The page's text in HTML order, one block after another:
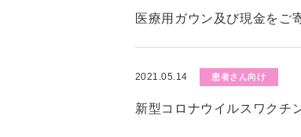
医療用ガウン及び現金をご
2021.05.14 患者さん向け
新型コロナウイルスワクチ